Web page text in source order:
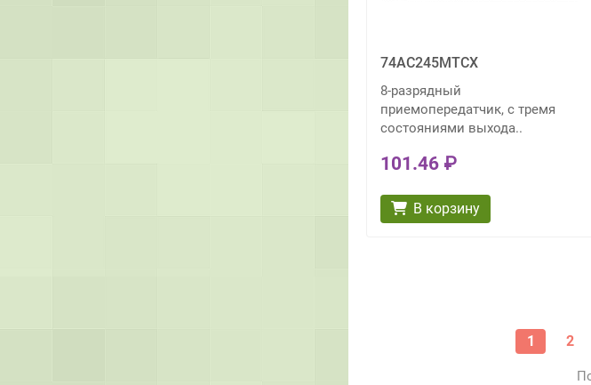
74AC245MTCX
8-разрядный
приемопередатчик, с тремя
состояниями выхода..
101.46 ₽
В корзину
1 2